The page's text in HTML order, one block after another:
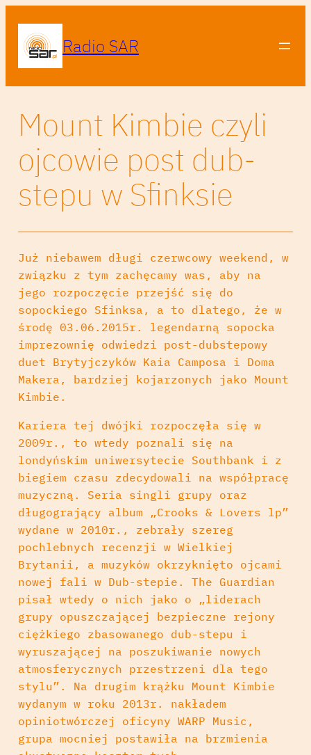
Radio SAR
Mount Kimbie czyli
ojcowie post dub-
stepu w Sfinksie
Już niebawem długi czerwcowy weekend, w
związku z tym zachęcamy was, aby na
jego rozpoczęcie przejść się do
sopockiego Sfinksa, a to dlatego, że w
środę 03.06.2015r. legendarną sopocka
imprezownię odwiedzi post-dubstepowy
duet Brytyjczyków Kaia Camposa i Doma
Makera, bardziej kojarzonych jako Mount
Kimbie.
Kariera tej dwójki rozpoczęła się w
2009r., to wtedy poznali się na
londyńskim uniwersytecie Southbank i z
biegiem czasu zdecydowali na współpracę
muzyczną. Seria singli grupy oraz
długogrający album „Crooks & Lovers lp”
wydane w 2010r., zebrały szereg
pochlebnych recenzji w Wielkiej
Brytanii, a muzyków okrzyknięto ojcami
nowej fali w Dub-stepie. The Guardian
pisał wtedy o nich jako o „liderach
grupy opuszczającej bezpieczne rejony
ciężkiego zbasowanego dub-stepu i
wyruszającej na poszukiwanie nowych
atmosferycznych przestrzeni dla tego
stylu”. Na drugim krążku Mount Kimbie
wydanym w roku 2013r. nakładem
opiniotwórczej oficyny WARP Music,
grupa mocniej postawiła na brzmienia